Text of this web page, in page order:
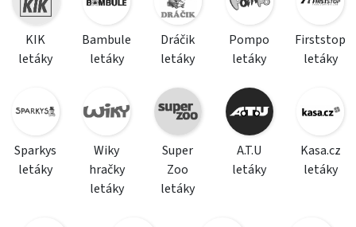
KIK
letáky
Bambule
letáky
Dráčik
letáky
Pompo
letáky
Firststop
letáky
Sparkys
letáky
Wiky
hračky
letáky
Super
Zoo
letáky
A.T.U
letáky
Kasa.cz
letáky